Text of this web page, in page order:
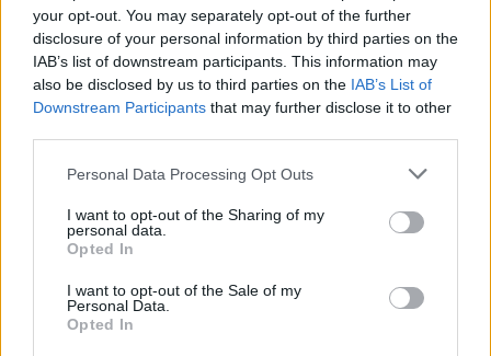
your opt-out. You may separately opt-out of the further
disclosure of your personal information by third parties on the
IAB’s list of downstream participants. This information may
also be disclosed by us to third parties on the IAB’s List of
Downstream Participants that may further disclose it to other
Personal Data Processing Opt Outs
I want to opt-out of the Sharing of my
personal data.
Opted In
I want to opt-out of the Sale of my
Personal Data.
Opted In
amerikai diákok
hajléktalan diákok
külföld
felmérés
hajléktalanság